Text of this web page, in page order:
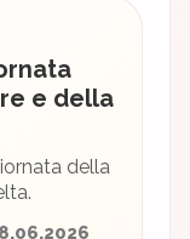
e della
della